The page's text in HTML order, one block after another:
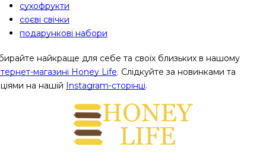
сухофрукти
соєві свічки
подарункові набори
найкраще для себе та своїх близьких в нашому
магазині Honey Life. Слідкуйте за новинками та
на нашій Instagram-сторінці.